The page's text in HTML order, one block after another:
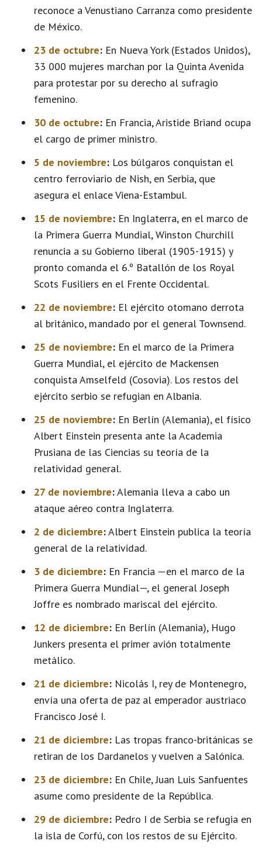
reconoce a Venustiano Carranza como presidente
de México.
23 de octubre: En Nueva York (Estados Unidos),
33 000 mujeres marchan por la Quinta Avenida
para protestar por su derecho al sufragio
femenino.
30 de octubre: En Francia, Aristide Briand ocupa
el cargo de primer ministro.
5 de noviembre: Los búlgaros conquistan el
centro ferroviario de Nish, en Serbia, que
asegura el enlace Viena-Estambul.
15 de noviembre: En Inglaterra, en el marco de
la Primera Guerra Mundial, Winston Churchill
renuncia a su Gobierno liberal (1905-1915) y
pronto comanda el 6.º Batallón de los Royal
Scots Fusiliers en el Frente Occidental.
22 de noviembre: El ejército otomano derrota
al británico, mandado por el general Townsend.
25 de noviembre: En el marco de la Primera
Guerra Mundial, el ejército de Mackensen
conquista Amselfeld (Cosovia). Los restos del
ejército serbio se refugian en Albania.
25 de noviembre: En Berlín (Alemania), el físico
Albert Einstein presenta ante la Academia
Prusiana de las Ciencias su teoría de la
relatividad general.
27 de noviembre:Alemania lleva a cabo un
ataque aéreo contra Inglaterra.
2 de diciembre:Albert Einstein publica la teoría
general de la relatividad.
3 de diciembre: En Francia —en el marco de la
Primera Guerra Mundial—, el general Joseph
Joffre es nombrado mariscal del ejército.
12 de diciembre: En Berlín (Alemania), Hugo
Junkers presenta el primer avión totalmente
metálico.
21 de diciembre: Nicolás I, rey de Montenegro,
envía una oferta de paz al emperador austriaco
Francisco José I.
21 de diciembre: Las tropas franco-británicas se
retiran de los Dardanelos y vuelven a Salónica.
23 de diciembre: En Chile, Juan Luis Sanfuentes
asume como presidente de la República.
29 de diciembre: Pedro I de Serbia se refugia en
la isla de Corfú, con los restos de su Ejército.